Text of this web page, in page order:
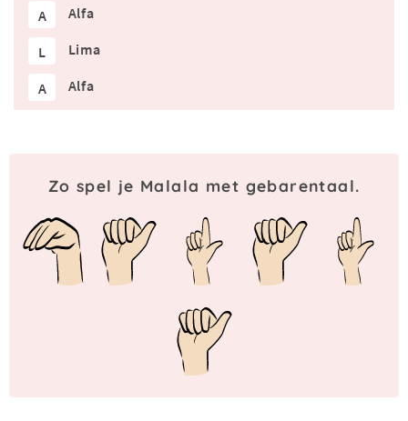
A Alfa
L Lima
A Alfa
Zo spel je Malala met gebarentaal.